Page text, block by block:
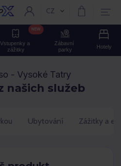
Aktuální jazyk:
CZ
Vstupenky a
zážitky
NEW
Zábavní
parky
Hotely
- Vysoké Tatry
našich služeb
Ubytování Zážitky a